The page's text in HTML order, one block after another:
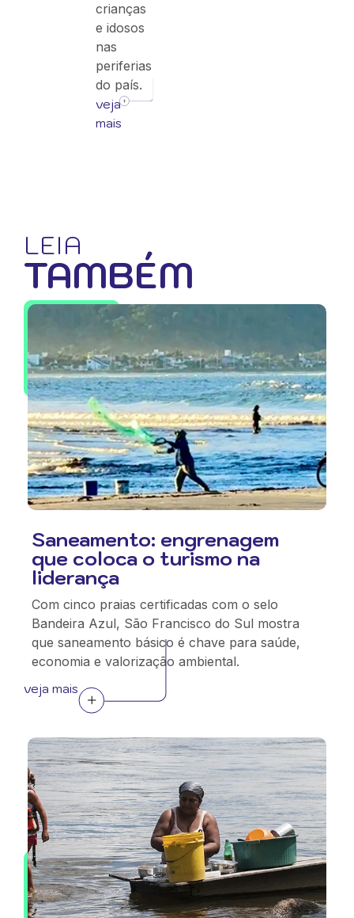
crianças
e idosos
nas
periferias
do país.
veja
mais
LEIA
TAMBÉM
Saneamento: engrenagem
que coloca o turismo na
liderança
Com cinco praias certificadas com o selo
Bandeira Azul, São Francisco do Sul mostra
que saneamento básico é chave para saúde,
economia e valorização ambiental.
veja mais